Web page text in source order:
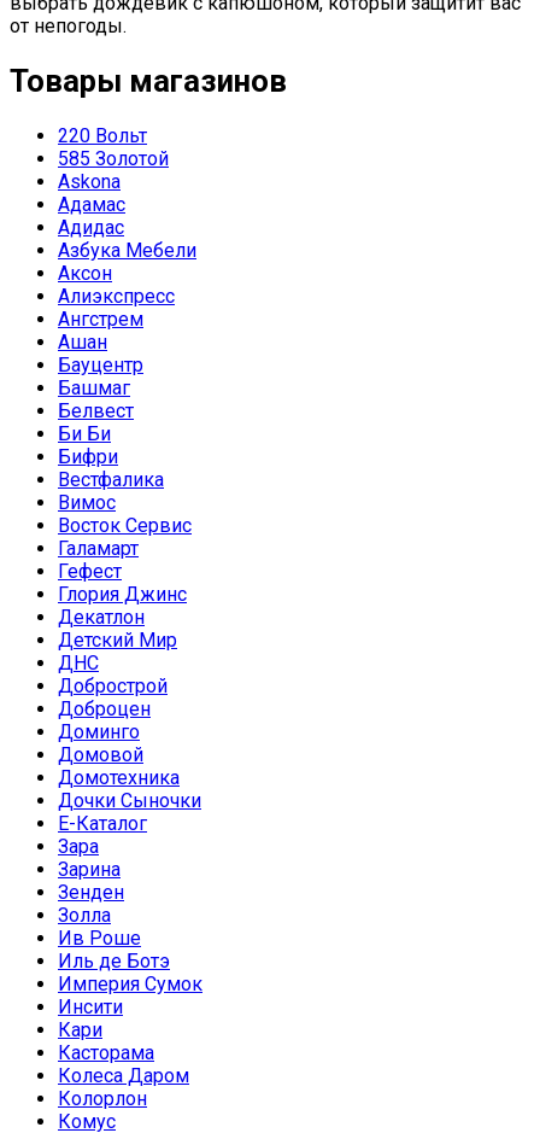
от непогоды.
Товары магазинов
220 Вольт
585 Золотой
Askona
Адамас
Адидас
Азбука Мебели
Аксон
Алиэкспресс
Ангстрем
Ашан
Бауцентр
Башмаг
Белвест
Би Би
Бифри
Вестфалика
Вимос
Восток Сервис
Галамарт
Гефест
Глория Джинс
Декатлон
Детский Мир
ДНС
Добрострой
Доброцен
Доминго
Домовой
Домотехника
Дочки Сыночки
Е-Каталог
Зара
Зарина
Зенден
Золла
Ив Роше
Иль де Ботэ
Империя Сумок
Инсити
Кари
Касторама
Колеса Даром
Колорлон
Комус